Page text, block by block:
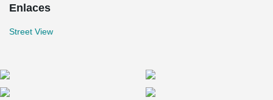
Enlaces
Street View